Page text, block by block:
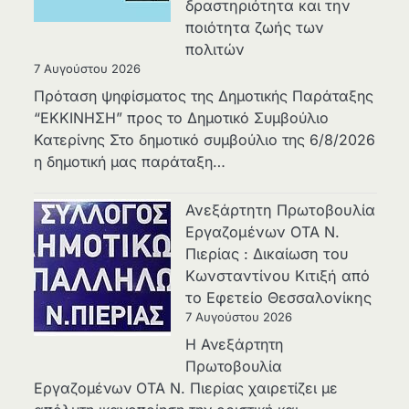
δραστηριότητα και την
ποιότητα ζωής των
πολιτών
7 Αυγούστου 2026
Πρόταση ψηφίσματος της Δημοτικής Παράταξης
“ΕΚΚΙΝΗΣΗ” προς το Δημοτικό Συμβούλιο
Κατερίνης Στο δημοτικό συμβούλιο της 6/8/2026
η δημοτική μας παράταξη…
Ανεξάρτητη Πρωτοβουλία
Εργαζομένων ΟΤΑ Ν.
Πιερίας : Δικαίωση του
Κωνσταντίνου Κιτιξή από
το Εφετείο Θεσσαλονίκης
7 Αυγούστου 2026
Η Ανεξάρτητη
Πρωτοβουλία
Εργαζομένων ΟΤΑ Ν. Πιερίας χαιρετίζει με